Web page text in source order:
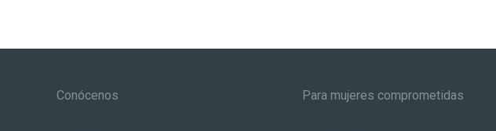
Conócenos Para mujeres comprometidas